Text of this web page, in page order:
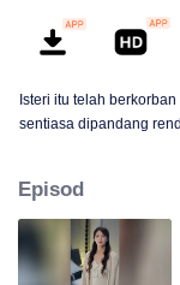
Isteri itu telah
sentiasa dipandang
Episod